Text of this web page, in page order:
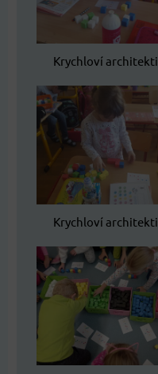
Krychloví architekti
Krychloví architekti